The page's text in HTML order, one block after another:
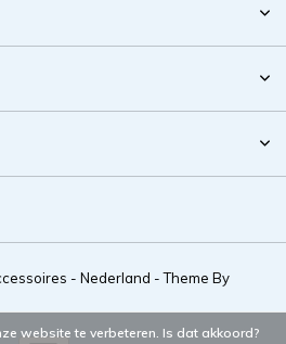
- Nederland - Theme By
website te verbeteren. Is dat akkoord?